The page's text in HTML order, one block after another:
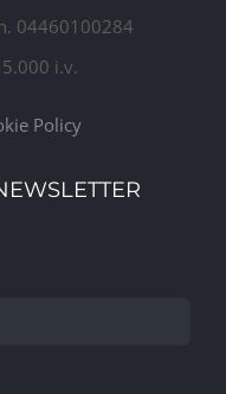
04460100284
i.v.
Policy